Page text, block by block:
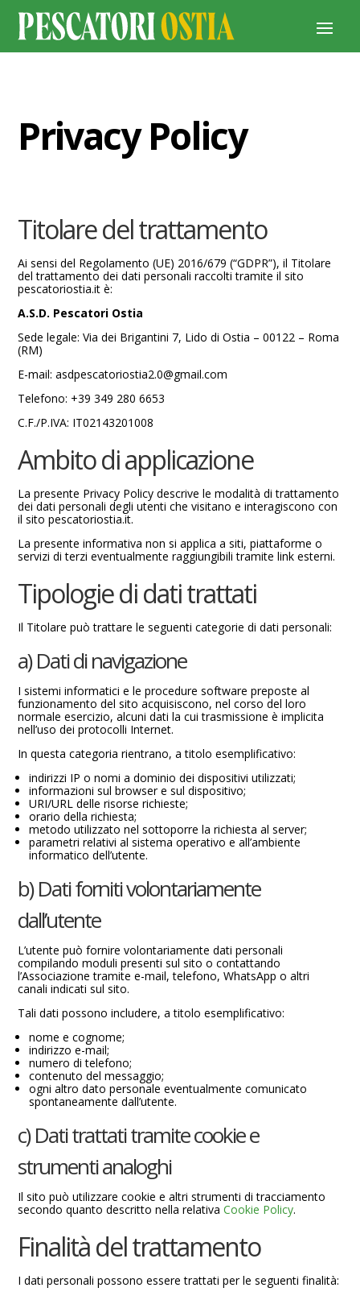
Privacy Policy
Titolare del trattamento
Ai sensi del Regolamento (UE) 2016/679 (“GDPR”), il Titolare
del trattamento dei dati personali raccolti tramite il sito
pescatoriostia.it è:
A.S.D. Pescatori Ostia
Sede legale: Via dei Brigantini 7, Lido di Ostia – 00122 – Roma
(RM)
E-mail: asdpescatoriostia2.0@gmail.com
Telefono: +39 349 280 6653
C.F./P.IVA: IT02143201008
Ambito di applicazione
La presente Privacy Policy descrive le modalità di trattamento
dei dati personali degli utenti che visitano e interagiscono con
il sito pescatoriostia.it.
La presente informativa non si applica a siti, piattaforme o
servizi di terzi eventualmente raggiungibili tramite link esterni.
Tipologie di dati trattati
Il Titolare può trattare le seguenti categorie di dati personali:
a) Dati di navigazione
I sistemi informatici e le procedure software preposte al
funzionamento del sito acquisiscono, nel corso del loro
normale esercizio, alcuni dati la cui trasmissione è implicita
nell’uso dei protocolli Internet.
In questa categoria rientrano, a titolo esemplificativo:
indirizzi IP o nomi a dominio dei dispositivi utilizzati;
informazioni sul browser e sul dispositivo;
URI/URL delle risorse richieste;
orario della richiesta;
metodo utilizzato nel sottoporre la richiesta al server;
parametri relativi al sistema operativo e all’ambiente
informatico dell’utente.
b) Dati forniti volontariamente
dall’utente
L’utente può fornire volontariamente dati personali
compilando moduli presenti sul sito o contattando
l’Associazione tramite e-mail, telefono, WhatsApp o altri
canali indicati sul sito.
Tali dati possono includere, a titolo esemplificativo:
nome e cognome;
indirizzo e-mail;
numero di telefono;
contenuto del messaggio;
ogni altro dato personale eventualmente comunicato
spontaneamente dall’utente.
c) Dati trattati tramite cookie e
strumenti analoghi
Il sito può utilizzare cookie e altri strumenti di tracciamento
secondo quanto descritto nella relativaCookie Policy.
Finalità del trattamento
I dati personali possono essere trattati per le seguenti finalità: